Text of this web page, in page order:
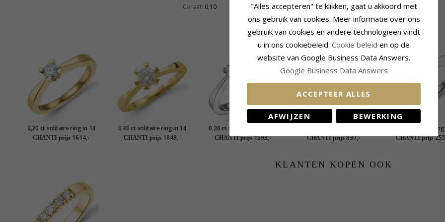
Caraat: 0,10
GERELATEERDE PRODUCTEN
0,20 ct solitaire ring in 14
karaat goud
CHANTI prijs 1614,-
0,30 ct solitaire ring in 14
karaat goud
CHANTI prijs 1849,-
0,20 ct solitaire ring in 14
karaat witgoud
CHANTI prijs 1593,-
karaat witgoud
CHANTI prijs 837,-
0,40 ct solitaire
karaat witgoud
CHANTI prijs
KLANTEN KOPEN OOK
"Alles accepteren" te klikken, gaat u akkoord met
ons gebruik van cookies. Meer informatie over ons
gebruik van cookies en andere technologieën vindt
u in ons cookiebeleid. Cookie beleid en op de
website van Google Business Data Answers.
Google Business Data Answers
ACCEPTEER ALLES
AFWIJZEN BEWERKING